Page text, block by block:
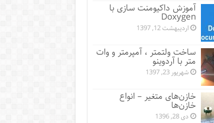
آموزش داکیومنت سازی با
Doxygen
اردیبهشت 12, 1397
ساخت ولتمتر ، آمپرمتر و وات
متر با آردوینو
شهریور 23, 1397
خازن‌های متغیر – انواع
خازن‌ها
دی 28, 1396